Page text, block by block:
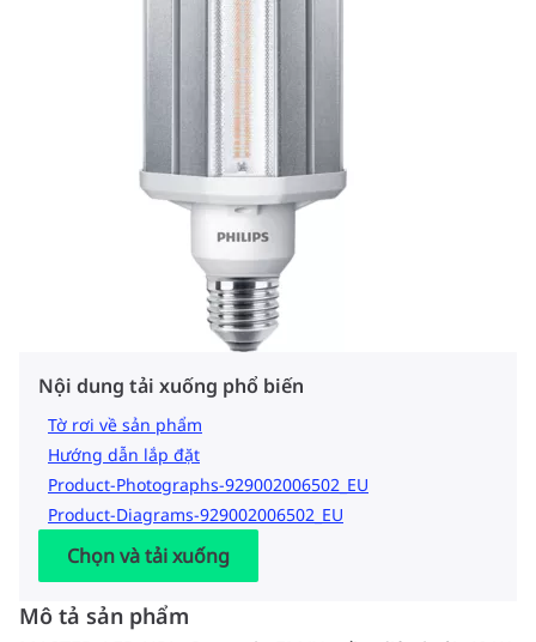
Nội dung tải xuống phổ biến
Tờ rơi về sản phẩm
Hướng dẫn lắp đặt
Product-Photographs-929002006502_EU
Product-Diagrams-929002006502_EU
Chọn và tải xuống
Mô tả sản phẩm